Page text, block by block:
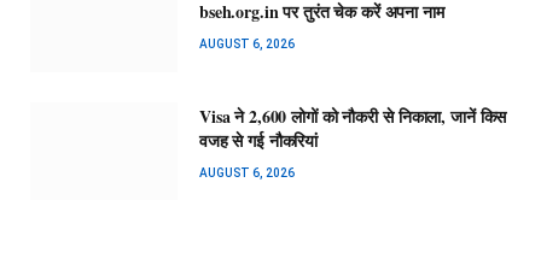
bseh.org.in पर तुरंत चेक करें अपना नाम
AUGUST 6, 2026
Visa ने 2,600 लोगों को नौकरी से निकाला, जानें किस
वजह से गई नौकरियां
AUGUST 6, 2026